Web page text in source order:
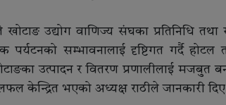
खोटाङ उद्योग वाणिज्य संघका प्रतिनिधि
पर्यटनको सम्भावनालाई दृष्टिगत गर्दै
उत्पादन र वितरण प्रणालीलाई मजबुत
केन्द्रित भएको अध्यक्ष राठीले जानकारी